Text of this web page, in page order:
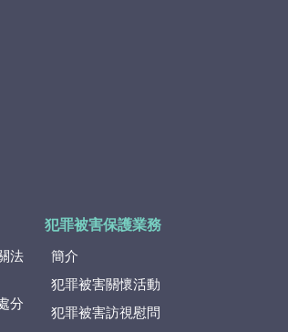
法
分
犯罪被害保護業務
簡介
犯罪被害關懷活動
犯罪被害訪視慰問